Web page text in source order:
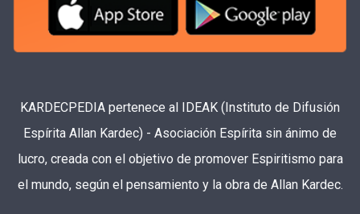
KARDECPEDIA pertenece al IDEAK (Instituto de Difusión
Espírita Allan Kardec) - Asociación Espírita sin ánimo de
lucro, creada con el objetivo de promover Espiritismo para
el mundo, según el pensamiento y la obra de Allan Kardec.